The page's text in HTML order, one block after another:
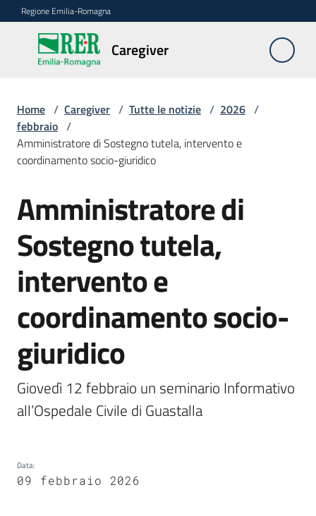
Vai al contenuto
Vai alla navigazione
Vai al footer
Regione Emilia-Romagna
Caregiver
Caregiver
Chi
è
il
FAQ
Le
della
Regione
Home / Caregiver / Tutte le notizie / 2026 /
febbraio /
Amministratore di Sostegno tutela, intervento e
coordinamento socio-giuridico
Salta al contenuto
Amministratore di
Sostegno tutela,
intervento e
coordinamento socio-
giuridico
Giovedì 12 febbraio un seminario Informativo
all’Ospedale Civile di Guastalla
Data:
09 febbraio 2026